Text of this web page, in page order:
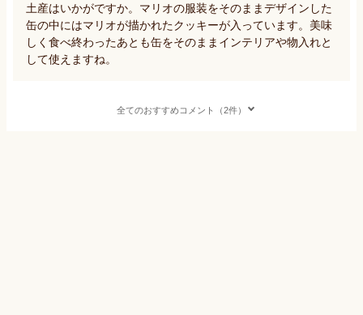
土産はいかがですか。マリオの服装をそのままデザインした
缶の中にはマリオが描かれたクッキーが入っています。美味
しく食べ終わったあとも缶をそのままインテリアや物入れと
して使えますね。
全てのおすすめコメント（2件）